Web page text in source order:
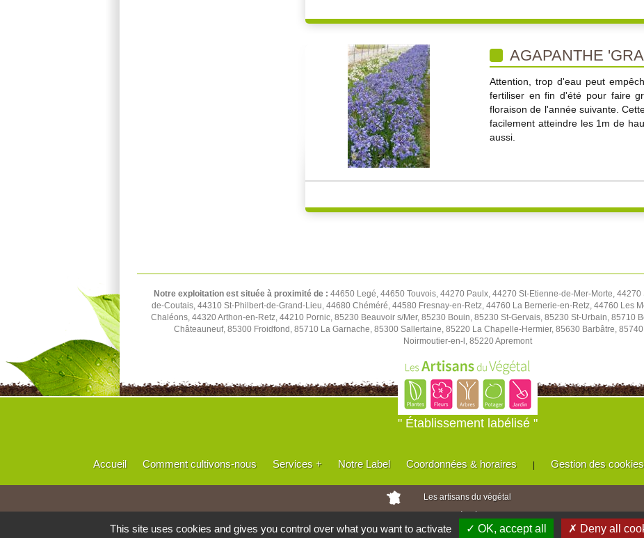
AGAPANTHE
Attention, trop d'eau peut
fertiliser en fin d'été pour faire
floraison de l'année suivante.
facilement atteindre les 1m de
aussi.
Notre exploitation est située à proximité de : 44650 Legé, 44650 Touvois, 44270 Paulx, 44270 St-Etienne-de-Mer-Morte,
de-Coutais, 44310 St-Philbert-de-Grand-Lieu, 44680 Chéméré, 44580 Fresnay-en-Retz, 44760 La Bernerie-en-Retz, 44760 Les
Chaléons, 44320 Arthon-en-Retz, 44210 Pornic, 85230 Beauvoir s/Mer, 85230 Bouin, 85230 St-Gervais, 85230 St-Urbain, 85710
Châteauneuf, 85300 Froidfond, 85710 La Garnache, 85300 Sallertaine, 85220 La Chapelle-Hermier, 85630 Barbâtre,
Noirmoutier-en-l, 85220 Apremont
" Établissement labélisé "
Accueil Comment cultivons-nous Services + Notre Label Coordonnées & horaires Gestion des cookies
Les artisans du végétal
Horticulteurs et pépinièristes de France
This site uses cookies and gives you control over what you want to activate ✓ OK, accept all ✗ Deny all